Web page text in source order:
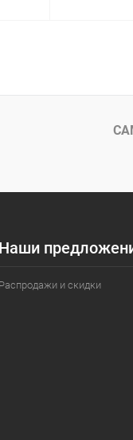
Наши
Распродажи и скидки